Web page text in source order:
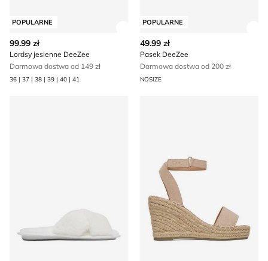
POPULARNE
99.99 zł
Lordsy jesienne DeeZee
Darmowa dostwa od 149 zł
36 | 37 | 38 | 39 | 40 | 41
POPULARNE
49.99 zł
Pasek DeeZee
Darmowa dostwa od 200 zł
NOSIZE